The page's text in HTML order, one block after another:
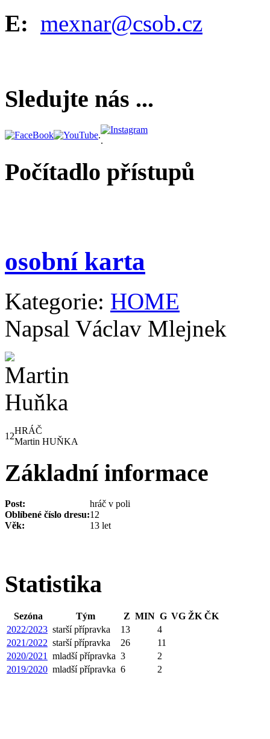
E: mexnar@csob.cz
Sledujte nás ...
.
.
Počítadlo přístupů
osobní karta
Kategorie: HOME
Napsal Václav Mlejnek
12
HRÁČ
Martin HUŇKA
Základní informace
Post:
hráč v poli
Oblíbené číslo dresu:12
Věk:
13 let
Statistika
Sezóna Tým Z MIN G VG ŽK ČK
2022/2023 starší přípravka 13
4
2021/2022 starší přípravka 26
11
2020/2021
mladší přípravka 3
2
2019/2020 mladší přípravka 6 2